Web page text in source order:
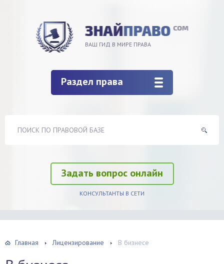
ВАШ ГИД В МИРЕ ПРАВА
Раздел права
Задать вопрос онлайн
КОНСУЛЬТАНТЫ В СЕТИ
Главная Лицензирование В бизнесе